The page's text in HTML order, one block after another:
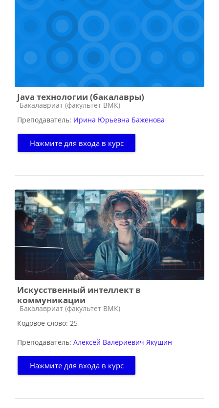
Java технологии (бакалавры)
Категория курса
Бакалавриат (факультет ВМК)
Преподаватель: Ирина Юрьевна Баженова
Нажмите для входа в курс
Искусственный интеллект в
коммуникации
Категория курса
Бакалавриат (факультет ВМК)
Кодовое слово: 25
Преподаватель: Алексей Валериевич Якушин
Нажмите для входа в курс